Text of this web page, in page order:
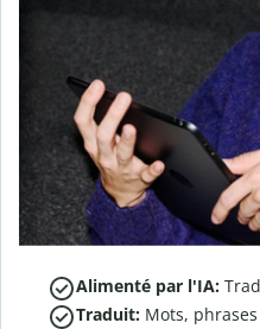
Alimenté par l'IA:
Traduit: Mots,